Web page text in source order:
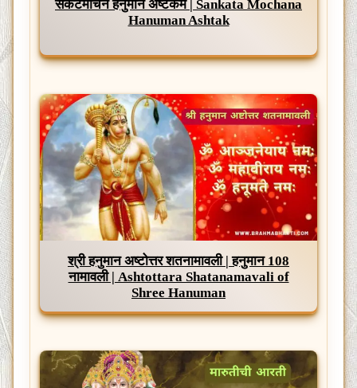
संकटमोचन हनुमान अष्टकम | Sankata Mochana
Hanuman Ashtak
श्री हनुमान अष्टोत्तर शतनामावली | हनुमान 108
नामावली | Ashtottara Shatanamavali of
Shree Hanuman